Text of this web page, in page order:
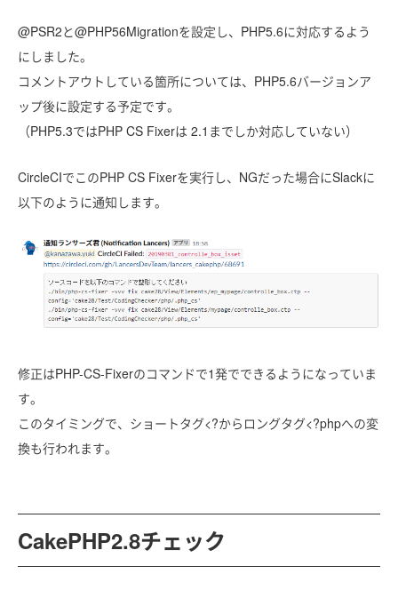
@PSR2と@PHP56Migrationを設定し、PHP5.6に対応するよう
にしました。
コメントアウトしている箇所については、PHP5.6バージョンア
ップ後に設定する予定です。
（PHP5.3ではPHP CS Fixerは 2.1までしか対応していない）
CircleCIでこのPHP CS Fixerを実行し、NGだった場合にSlackに
以下のように通知します。
修正はPHP-CS-Fixerのコマンドで1発でできるようになっていま
す。
このタイミングで、ショートタグ<?からロングタグ<?phpへの変
換も行われます。
CakePHP2.8チェック